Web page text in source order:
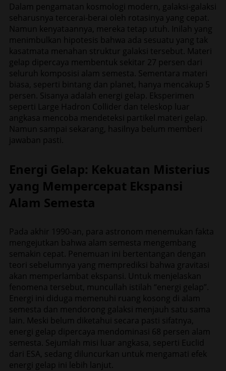
Dalam pengamatan kosmologi modern, galaksi-galaksi
seharusnya tercerai-berai oleh rotasinya yang cepat.
Namun kenyataannya, mereka tetap utuh. Inilah yang
menimbulkan hipotesis bahwa ada sesuatu yang tak
kasatmata menahan struktur galaksi tersebut. Materi
gelap dipercaya membentuk sekitar 27 persen dari
seluruh komposisi alam semesta. Sementara materi
biasa, seperti bintang dan planet, hanya mencakup 5
persen. Sisanya adalah energi gelap. Eksperimen
seperti Large Hadron Collider dan teleskop luar
angkasa mencoba mendeteksi partikel materi gelap.
Namun sampai sekarang, hasilnya belum memberi
jawaban pasti.
Energi Gelap: Kekuatan Misterius
yang Mempercepat Ekspansi
Alam Semesta
Pada akhir 1990-an, para astronom menemukan fakta
mengejutkan bahwa alam semesta mengembang
semakin cepat. Penemuan ini bertentangan dengan
teori sebelumnya yang memprediksi bahwa gravitasi
akan memperlambat ekspansi. Untuk menjelaskan
fenomena tersebut, muncullah istilah “energi gelap”.
Energi ini diduga memenuhi ruang kosong di alam
semesta dan mendorong galaksi menjauh satu sama
lain. Meski belum diketahui secara pasti sifatnya,
energi gelap dipercaya mendominasi 68 persen alam
semesta. Sejumlah misi luar angkasa, seperti Euclid
dari ESA, sedang diluncurkan untuk mengamati efek
energi gelap ini lebih lanjut.